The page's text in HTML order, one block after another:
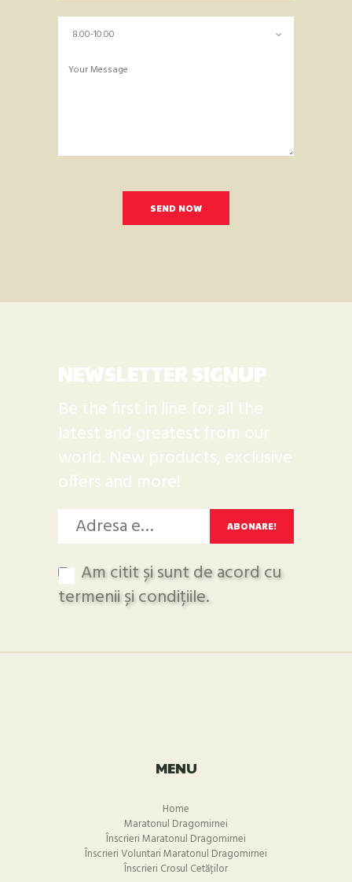
NEWSLETTER SIGNUP
Be the first in line for all the
latest and greatest from our
world. New products, exclusive
offers and more!
Am citit și sunt de acord cu
termenii și condițiile.
MENU
Home
Maratonul Dragomirnei
Înscrieri Maratonul Dragomirnei
Înscrieri Voluntari Maratonul Dragomirnei
Înscrieri Crosul Cetăților